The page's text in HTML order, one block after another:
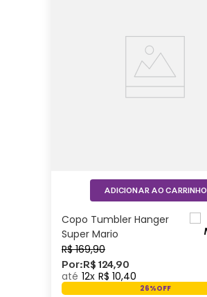
Copo Tumbler Hanger
Super Mario
R$ 169,90
Por:R$ 124,90
12 R$ 10,40
26%OFF
ADICIONAR AO CARRINHO